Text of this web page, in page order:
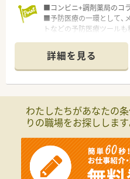
■コンビニ+調剤薬局のコ
■予防医療の一環として、
トなどの予防医療ツールも
まざまな取り組みを行って
詳細を見る
わたしたちがあなたの
りの職場をお探しします